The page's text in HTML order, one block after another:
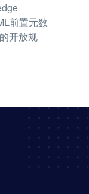
前置元数
开放规